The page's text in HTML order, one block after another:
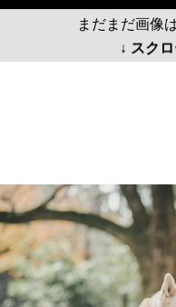
まだまだ画像
↓ スク